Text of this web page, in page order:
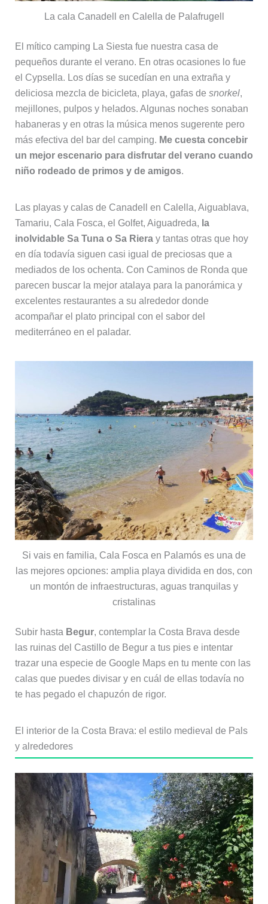
La cala Canadell en Calella de Palafrugell
El mítico camping La Siesta fue nuestra casa de
pequeños durante el verano. En otras ocasiones lo fue
el Cypsella. Los días se sucedían en una extraña y
deliciosa mezcla de bicicleta, playa, gafas de snorkel,
mejillones, pulpos y helados. Algunas noches sonaban
habaneras y en otras la música menos sugerente pero
más efectiva del bar del camping. Me cuesta concebir
un mejor escenario para disfrutar del verano cuando
niño rodeado de primos y de amigos.
Las playas y calas de Canadell en Calella, Aiguablava,
Tamariu, Cala Fosca, el Golfet, Aiguadreda, la
inolvidable Sa Tuna o Sa Rieray tantas otras que hoy
en día todavía siguen casi igual de preciosas que a
mediados de los ochenta. Con Caminos de Ronda que
parecen buscar la mejor atalaya para la panorámica y
excelentes restaurantes a su alrededor donde
acompañar el plato principal con el sabor del
mediterráneo en el paladar.
Si vais en familia, Cala Fosca en Palamós es una de
las mejores opciones: amplia playa dividida en dos, con
un montón de infraestructuras, aguas tranquilas y
cristalinas
Subir hasta Begur, contemplar la Costa Brava desde
las ruinas del Castillo de Begur a tus pies e intentar
trazar una especie de Google Maps en tu mente con las
calas que puedes divisar y en cuál de ellas todavía no
te has pegado el chapuzón de rigor.
El interior de la Costa Brava: el estilo medieval de Pals
y alrededores